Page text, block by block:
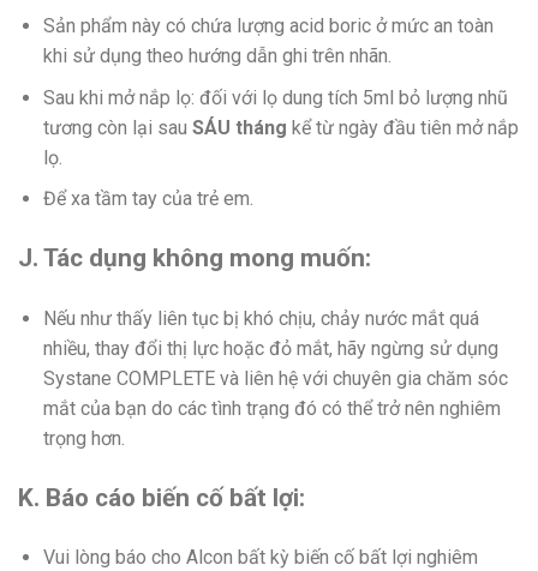
Sản phẩm này có chứa lượng acid boric ở mức an toàn
khi sử dụng theo hướng dẫn ghi trên nhãn.
Sau khi mở nắp lọ: đối với lọ dung tích 5ml bỏ lượng nhũ
tương còn lại sau SÁU tháng kể từ ngày đầu tiên mở nắp
lọ.
Để xa tầm tay của trẻ em.
J. Tác dụng không mong muốn:
Nếu như thấy liên tục bị khó chịu, chảy nước mắt quá
nhiều, thay đổi thị lực hoặc đỏ mắt, hãy ngừng sử dụng
Systane COMPLETE và liên hệ với chuyên gia chăm sóc
mắt của bạn do các tình trạng đó có thể trở nên nghiêm
trọng hơn.
K. Báo cáo biến cố bất lợi:
Vui lòng báo cho Alcon bất kỳ biến cố bất lợi nghiêm